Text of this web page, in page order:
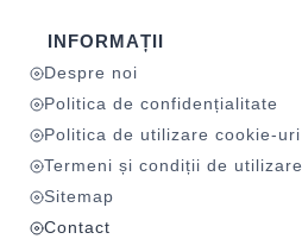
INFORMAȚII
Despre noi
Politica de confidențialitate
Politica de utilizare cookie-uri
Termeni și condiții de utilizare
Sitemap
Contact